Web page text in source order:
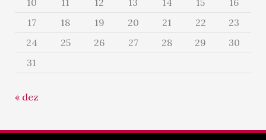
17
18 19 20 21 22
23
24
25 26 27 28 29
30
31
« dez